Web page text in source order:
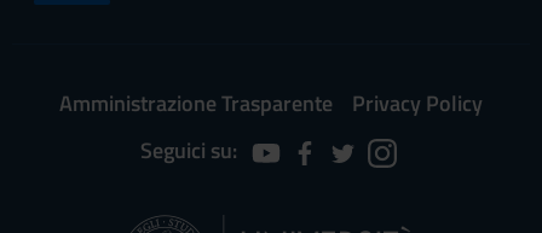
Amministrazione Trasparente
Privacy Policy
Seguici su: